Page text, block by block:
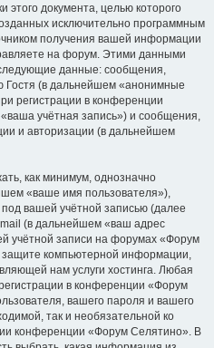
этого документа, целью которого
исключительно программным
получения вашей информации
на форум. Этими данными
данные: сообщения,
Гостя (в дальнейшем «анонимные
регистрации в конференции
учётная запись») и сообщения,
и авторизации (в дальнейшем
как минимум, однозначно
«ваше имя пользователя»),
вашей учётной записью (далее
(в дальнейшем «ваш адрес
учётной записи на форумах «Форум
компьютерной информации,
нам услуги хостинга. Любая
в конференции «Форум
вашего пароля и вашего
так и необязательной ко
конференции «Форум Селятино». В